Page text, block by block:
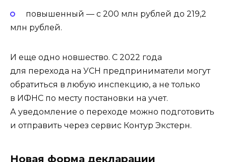
повышенный — с 200 млн рублей до 219,2
млн рублей.
И еще одно новшество. С 2022 года
для перехода на УСН предприниматели могут
обратиться в любую инспекцию, а не только
в ИФНС по месту постановки на учет.
А уведомление о переходе можно подготовить
и отправить через сервис Контур Экстерн.
Новая форма декларации